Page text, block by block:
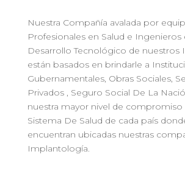
Nuestra Compañía avalada por
Profesionales en Salud e Ingenieros
Desarrollo Tecnológico de nuestros
están basados en brindarle a
Gubernamentales, Obras Sociales,
Privados , Seguro Social De La
nuestra mayor nivel de compromiso
Sistema De Salud de cada país
encuentran ubicadas nuestras
Implantología.